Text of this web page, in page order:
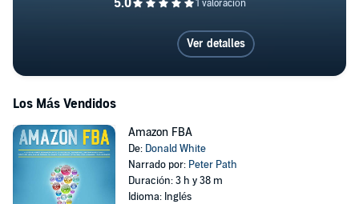
Amazon FBA
Ver detalles
Los Más Vendidos
Amazon FBA
De: Donald White
Narrado por: Peter Path
Duración: 3 h y 38 m
Idioma: Inglés